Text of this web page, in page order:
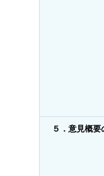
５．意見概要